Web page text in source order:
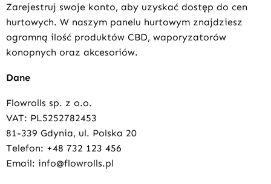
Zarejestruj swoje konto, aby uzyskać dostęp do cen
hurtowych. W naszym panelu hurtowym znajdziesz
ogromną ilość produktów CBD, waporyzatorów
konopnych oraz akcesoriów.
Dane
Flowrolls sp. z o.o.
VAT: PL5252782453
81-339 Gdynia, ul. Polska 20
Telefon: +48 732 123 456
Email: info@flowrolls.pl